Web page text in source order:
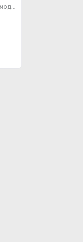
Автомат выключатель модульный IEK ВА 47-100 1P 10А 10 кА